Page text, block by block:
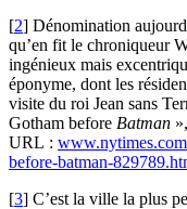
[2] Dénomination
qu’en fit le chroniqueur
ingénieux mais
éponyme, dont les
visite du roi Jean sans
Gotham before Batman »,
URL :
before-batman-
[3] C’est la ville la plus